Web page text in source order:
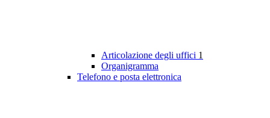
Articolazione degli uffici 1
Organigramma
Telefono e posta elettronica